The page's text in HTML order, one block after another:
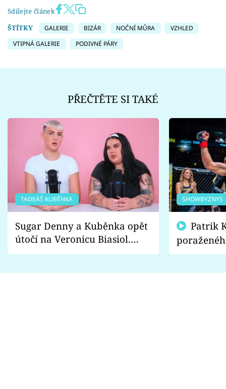
Sdílejte článek
ŠTÍTKY
GALERIE BIZÁR NOČNÍ MŮRA
VZHLED
VTIPNÁ GALERIE
PODIVNÉ PÁRY
PŘEČTĚTE SI TAKÉ
TADEÁŠ KUBĚNKA
Sugar Denny a Kuběnka opět
útočí na Veronicu Biasiol.
Proč je podle nich falešná a
SHOWBYZNYS
fanoušci